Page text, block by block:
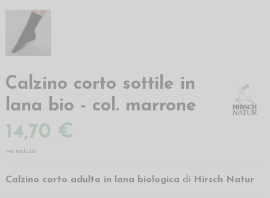
Calzino corto sottile in
lana bio - col. marrone
14,70 €
iva inclusa
Calzino corto adulto in lana biologica di Hirsch Natur